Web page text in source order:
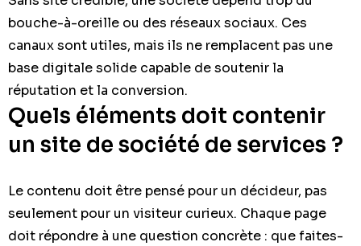
bouche-à-oreille ou des réseaux sociaux. Ces
canaux sont utiles, mais ils ne remplacent pas une
base digitale solide capable de soutenir la
réputation et la conversion.
Quels éléments doit contenir
un site de société de services ?
Le contenu doit être pensé pour un décideur, pas
seulement pour un visiteur curieux. Chaque page
doit répondre à une question concrète : que faites-